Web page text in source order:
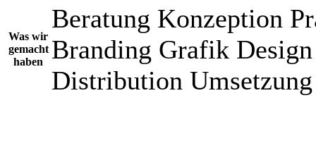
Was wir
gemacht
haben
Beratung Konzeption
Branding Grafik Design
Distribution Umsetzung